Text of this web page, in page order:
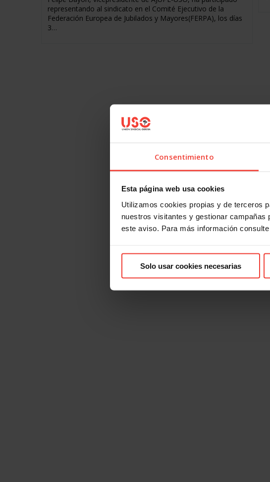
Consentimiento
Esta página web usa cookies
Utilizamos cookies propias y de terceros
nuestros visitantes y gestionar campañas
este aviso. Para más información
Solo usar cookies necesarias
representando al sindicato en el Comité Ejecutivo de la
Federación Europea de Jubilados y Mayores(FERPA), los días
3…